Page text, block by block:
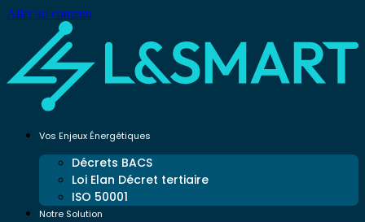
Aller au contenu
Vos Enjeux Énergétiques
Décrets BACS
Loi Elan Décret tertiaire
ISO 50001
Notre Solution